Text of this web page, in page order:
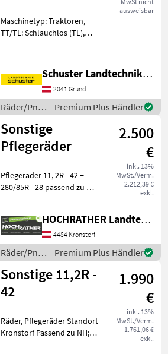
ausweisbar
Maschinetyp: Traktoren,
TT/TL: Schlauchlos (TL),
Zoll, Räder, Pflegeräder
Privatverkauf Kulturräder
zu MF 273 und 373 Räder/
Schuster Landtechnik Grund
2041 Grund
Räder/Pneu/Felgen
/ Sonstige
Premium Plus Händler
Sonstige
Pflegeräder
2.500
€
inkl. 13%
MwSt./Verm.
2.212,39 €
exkl.
Pflegeräder 11, 2R - 42 +
280/85R - 28 passend zu NH
Lochkreisdurchmesser
Fixfelgen Spurweite 180 cm
Reifenzustand vorne 8
HOCHRATHER Landtechnik GmbH
4484 Kronstorf
Räder/Pneu/Felgen
/ Sonstige
Premium Plus Händler
Sonstige 11,2R -
42
1.990
€
inkl. 13%
MwSt./Verm.
1.761,06 €
exkl.
Räder, Pflegeräder Standort
Kronstorf Passend zu NH;